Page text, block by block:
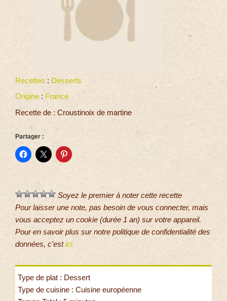
Recettes : Desserts
Origine : France
Recette de : Croustinoix de martine
Partager :
Soyez le premier à noter cette recette
Pour laisser une note, pas besoin de vous connecter, mais
vous acceptez un cookie (durée 1 an) sur votre appareil.
Pour en savoir plus sur notre politique de confidentialité des
données, c'estici
Type de plat : Dessert
Type de cuisine : Cuisine européenne